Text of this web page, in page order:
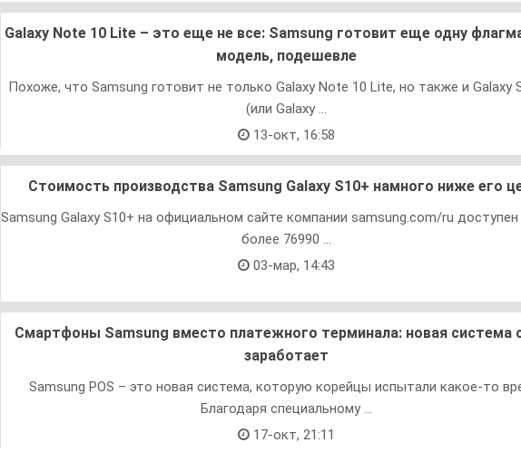
Galaxy Note 10 Lite – это еще не все: Samsung готовит еще одну
модель, подешевле
Похоже, что Samsung готовит не только Galaxy Note 10 Lite, но также и Galaxy
(или Galaxy ...
13-окт, 16:58
Стоимость производства Samsung Galaxy S10+ намного ниже его
Samsung Galaxy S10+ на официальном сайте компании samsung.com/ru
более 76990 ...
03-мар, 14:43
Смартфоны Samsung вместо платежного терминала: новая система
заработает
Samsung POS – это новая система, которую корейцы испытали какое-то
Благодаря специальному ...
17-окт, 21:11